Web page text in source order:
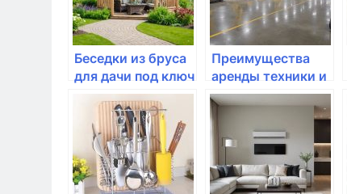
Беседки из бруса
для дачи под ключ
— преимущества,
цены и советы по
выбору
Преимущества
аренды техники и
оборудования:
полное
руководство